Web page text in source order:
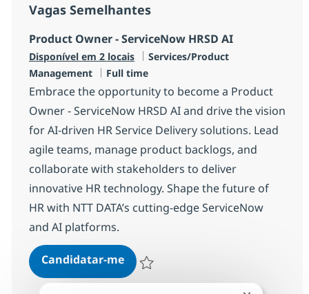
Vagas Semelhantes
Product Owner - ServiceNow HRSD AI
Disponível em 2 locais Categoria
Services/Product
Management
Tipo de Vaga
Full time
Embrace the opportunity to become a Product
Owner - ServiceNow HRSD AI and drive the vision
for AI-driven HR Service Delivery solutions. Lead
agile teams, manage product backlogs, and
collaborate with stakeholders to deliver
innovative HR technology. Shape the future of
HR with NTT DATA’s cutting-edge ServiceNow
and AI platforms.
Candidatar-meProduct Owner - ServiceNow